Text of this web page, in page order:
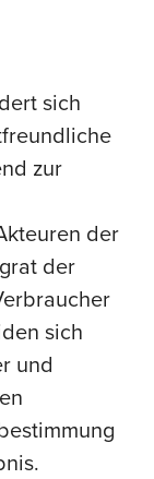
sich
zur
der
der
sich
und